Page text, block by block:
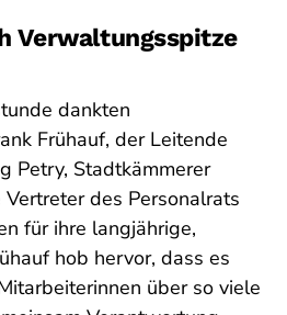
Verwaltungsspitze
dankten
Frühauf, der Leitende
Petry, Stadtkämmerer
des Personalrats
für ihre langjährige,
hob hervor, dass es
über so viele